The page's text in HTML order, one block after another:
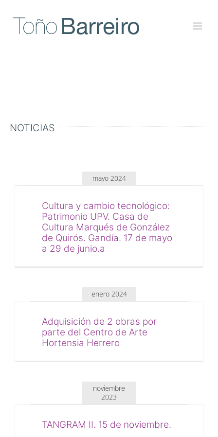
NOTICIAS
mayo 2024
Cultura y cambio tecnológico:
Patrimonio UPV. Casa de
Cultura Marqués de González
de Quirós. Gandía. 17 de mayo
a 29 de junio.a
enero 2024
Adquisición de 2 obras por
parte del Centro de Arte
Hortensia Herrero
noviembre
2023
TANGRAM II. 15 de noviembre.